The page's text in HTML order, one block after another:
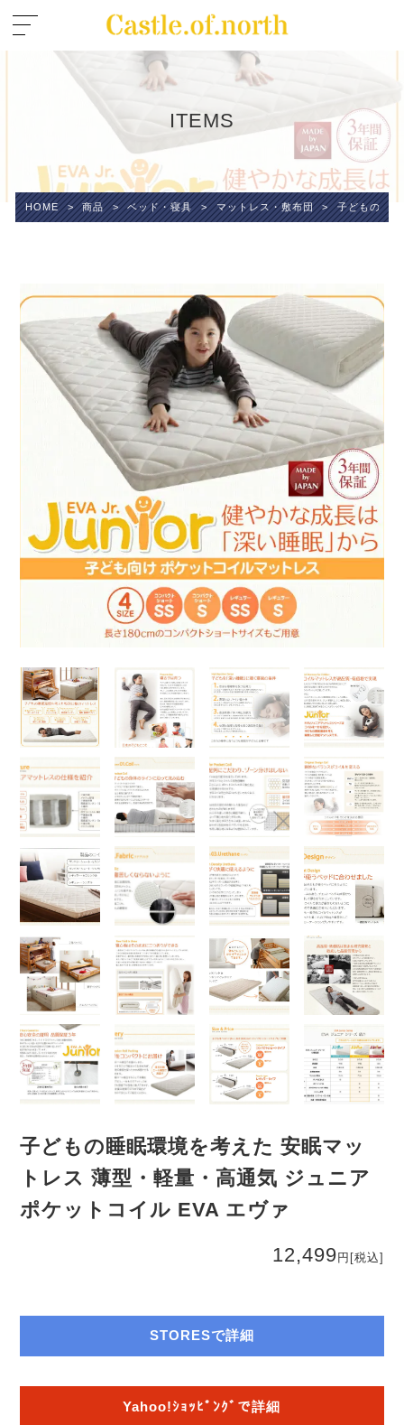
ITEMS
HOME > 商品 > ベッド・寝具 > マットレス・敷布団 > 子どもの睡
子どもの睡眠環境を考えた 安眠マッ
トレス 薄型・軽量・高通気 ジュニア
ポケットコイル EVA エヴァ
12,499 円 [税込]
STORESで詳細
Yahoo!ｼｮｯﾋﾟﾝｸﾞで詳細